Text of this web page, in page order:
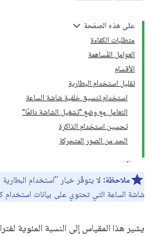
على هذه الصفحة
متطلبات الكفاءة
العوامل المُساهمة
الأقسام
تقليل استخدام البطارية
استخدام تنسيق خلفية شاشة الساعة
التعامل مع وضع "تشغيل الشاشة دائمًا"
تحسين استخدام الذاكرة
الحد من الصور المتحركة
ملاحظة: لا يتوفّر خيار "استخدام
شاشة الساعة التي تحتوي على بيانات استخدام
يشير هذا المقياس إلى النسبة المئوية